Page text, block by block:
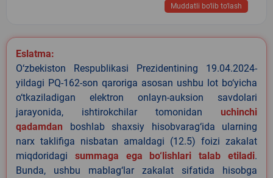
Muddatli bo‘lib to‘lash
Eslatma:
O‘zbekiston Respublikasi Prezidentining 19.04.2024-
yildagi PQ-162-son qaroriga asosan ushbu lot bo‘yicha
o‘tkaziladigan elektron onlayn-auksion savdolari
jarayonida, ishtirokchilar tomonidan uchinchi
qadamdan boshlab shaxsiy hisobvarag‘ida ularning
narx taklifiga nisbatan amaldagi (12.5) foizi zakalat
miqdoridagi summaga ega bo‘lishlari talab etiladi.
Bunda, ushbu mablag‘lar zakalat sifatida hisobga